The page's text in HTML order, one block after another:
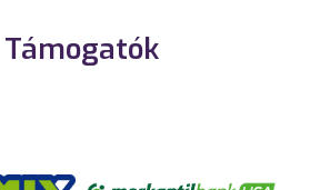
Támogatók